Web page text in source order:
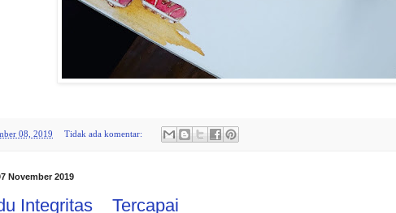
08, 2019 Tidak ada komentar:
November 2019
Integritas _ Tercapai